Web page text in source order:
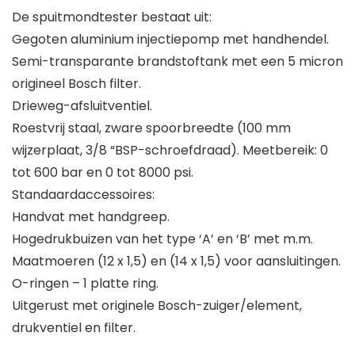
De spuitmondtester bestaat uit:
Gegoten aluminium injectiepomp met handhendel.
Semi-transparante brandstoftank met een 5 micron
origineel Bosch filter.
Drieweg-afsluitventiel.
Roestvrij staal, zware spoorbreedte (100 mm
wijzerplaat, 3/8 “BSP-schroefdraad). Meetbereik: 0
tot 600 bar en 0 tot 8000 psi.
Standaardaccessoires:
Handvat met handgreep.
Hogedrukbuizen van het type ‘A’ en ‘B’ met m.m.
Maatmoeren (12 x 1,5) en (14 x 1,5) voor aansluitingen.
O-ringen – 1 platte ring.
Uitgerust met originele Bosch-zuiger/element,
drukventiel en filter.